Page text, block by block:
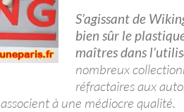
S’agissant de
bien sûr le
maîtres dans
nombreux
réfractaires aux
associent à une médiocre qualité.